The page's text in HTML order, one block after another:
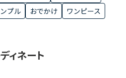
プル おでかけ ワンピース
ィネート